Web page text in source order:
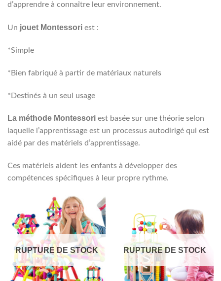
d’apprendre à connaître leur environnement.
Un jouet Montessori est :
*Simple
*Bien fabriqué à partir de matériaux naturels
*Destinés à un seul usage
La méthode Montessori est basée sur une théorie selon
laquelle l’apprentissage est un processus autodirigé qui est
aidé par des matériels d’apprentissage.
Ces matériels aident les enfants à développer des
compétences spécifiques à leur propre rythme.
RUPTURE DE STOCK RUPTURE DE STOCK